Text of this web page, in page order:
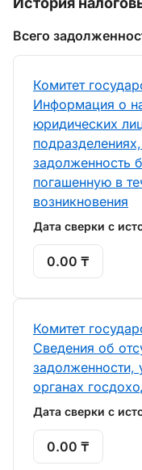
Всего
Комитет
Информация о
юридических
задолженность
погашенную в
возникновения
Дата сверки с
0.00 ₸
Комитет
Сведения об
задолженности,
органах
Дата сверки с
0.00 ₸